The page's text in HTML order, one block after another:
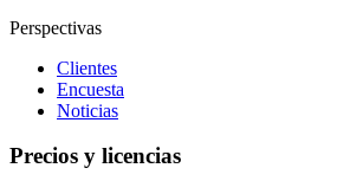
Perspectivas
Clientes
Encuesta
Noticias
Precios y licencias